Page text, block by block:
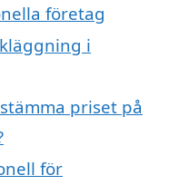
företag
i
priset på
för